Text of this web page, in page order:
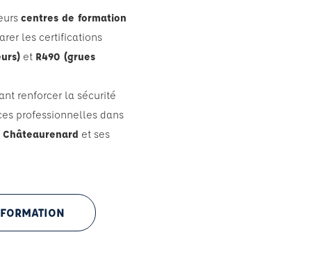
centres de formation
les certifications
et R490 (grues
renforcer la sécurité
professionnelles dans
Châteaurenard et ses